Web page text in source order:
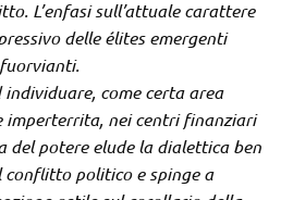
L’enfasi sull’attuale carattere
delle élites emergenti
come certa area
imperterrita, nei centri finanziari
del potere elude la dialettica ben
conflitto politico e spinge a